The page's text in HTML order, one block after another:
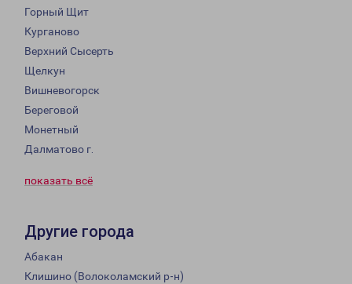
Горный Щит
Курганово
Верхний Сысерть
Щелкун
Вишневогорск
Береговой
Монетный
Далматово г.
показать всё
Другие города
Абакан
Клишино (Волоколамский р-н)